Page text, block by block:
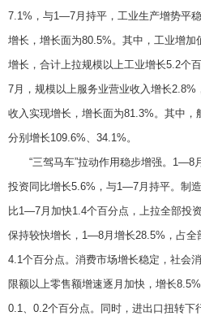
7.1%，与1—7月持平，工业生产增势平
增长，增长面为80.5%。其中，工业增
增长，合计上拉规模以上工业增长5.2个
7月，规模以上服务业营业收入增长2.8%
收入实现增长，增长面为81.3%。其中，
分别增长109.6%、34.1%。
“三驾马车”拉动作用稳步增强。1—8
投资同比增长5.6%，与1—7月持平。制
比1—7月加快1.4个百分点，上拉全部投
保持较快增长，1—8月增长28.5%，占全
4.1个百分点。消费市场增长稳定，社会
限额以上零售额增速逐月加快，增长
0.1、0.2个百分点。同时，进出口扭转